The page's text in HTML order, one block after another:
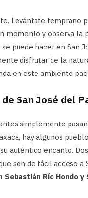
Levántate temprano
momento y observa la
puede hacer en San
disfrutar de la
en este ambiente
San José del
simplemente
hay algunos
auténtico encanto.
son de fácil acceso a
Sebastián Río Hondo y